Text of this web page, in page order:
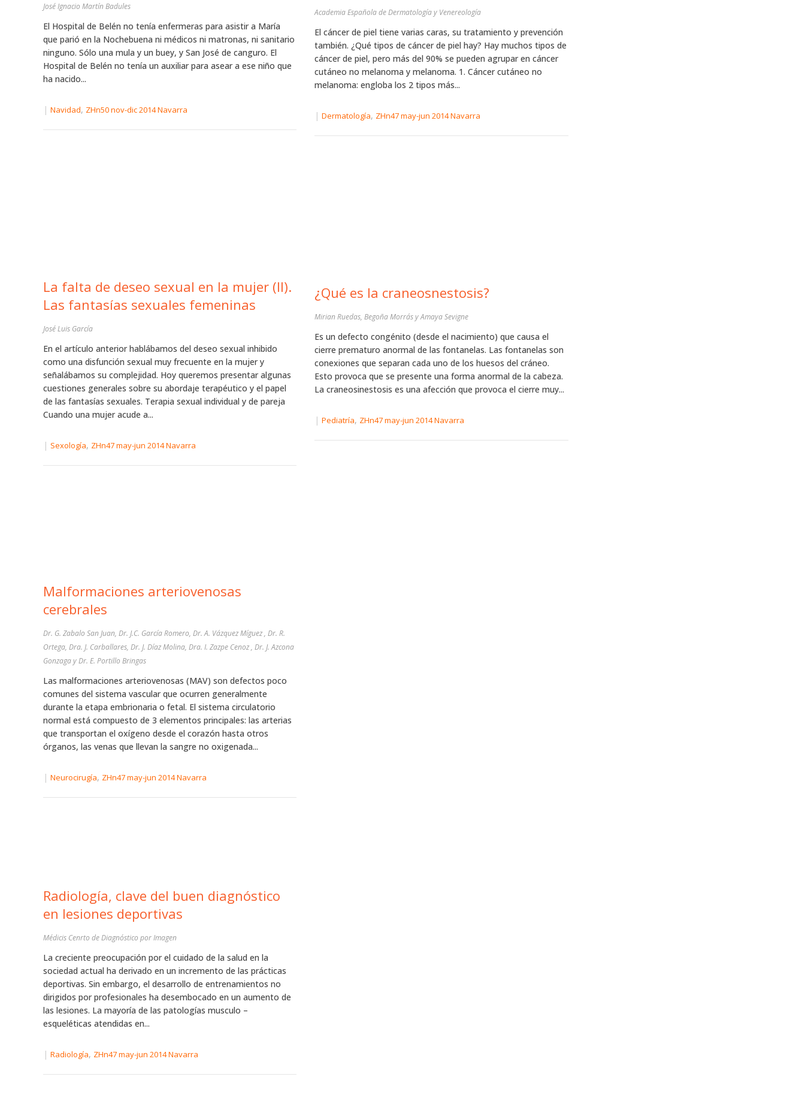
José Ignacio Martín Badules
El Hospital de Belén no tenía enfermeras para asistir a María
que parió en la Nochebuena ni médicos ni matronas, ni sanitario
ninguno. Sólo una mula y un buey, y San José de canguro. El
Hospital de Belén no tenía un auxiliar para asear a ese niño que
ha nacido...
| Navidad, ZHn50 nov-dic 2014 Navarra
La falta de deseo sexual en la mujer (II).
Las fantasías sexuales femeninas
José Luis García
En el artículo anterior hablábamos del deseo sexual inhibido
como una disfunción sexual muy frecuente en la mujer y
señalábamos su complejidad. Hoy queremos presentar algunas
cuestiones generales sobre su abordaje terapéutico y el papel
de las fantasías sexuales. Terapia sexual individual y de pareja
Cuando una mujer acude a...
| Sexología, ZHn47 may-jun 2014 Navarra
Malformaciones arteriovenosas
cerebrales
Dr. G. Zabalo San Juan, Dr. J.C. García Romero, Dr. A. Vázquez Míguez , Dr. R.
Ortega, Dra. J. Carballares, Dr. J. Díaz Molina, Dra. I. Zazpe Cenoz , Dr. J. Azcona
Gonzaga y Dr. E. Portillo Bringas
Las malformaciones arteriovenosas (MAV) son defectos poco
comunes del sistema vascular que ocurren generalmente
durante la etapa embrionaria o fetal. El sistema circulatorio
normal está compuesto de 3 elementos principales: las arterias
que transportan el oxígeno desde el corazón hasta otros
órganos, las venas que llevan la sangre no oxigenada...
| Neurocirugía, ZHn47 may-jun 2014 Navarra
Radiología, clave del buen diagnóstico
en lesiones deportivas
Médicis Cenrto de Diagnóstico por Imagen
La creciente preocupación por el cuidado de la salud en la
sociedad actual ha derivado en un incremento de las prácticas
deportivas. Sin embargo, el desarrollo de entrenamientos no
dirigidos por profesionales ha desembocado en un aumento de
las lesiones. La mayoría de las patologías musculo –
esqueléticas atendidas en...
| Radiología, ZHn47 may-jun 2014 Navarra
Academia Española de Dermatología y Venereología
El cáncer de piel tiene varias caras, su tratamiento y prevención
también. ¿Qué tipos de cáncer de piel hay? Hay muchos tipos de
cáncer de piel, pero más del 90% se pueden agrupar en cáncer
cutáneo no melanoma y melanoma. 1. Cáncer cutáneo no
melanoma: engloba los 2 tipos más...
|Dermatología, ZHn47 may-jun 2014 Navarra
¿Qué es la craneosnestosis?
Mirian Ruedas, Begoña Morrás y Amaya Sevigne
Es un defecto congénito (desde el nacimiento) que causa el
cierre prematuro anormal de las fontanelas. Las fontanelas son
conexiones que separan cada uno de los huesos del cráneo.
Esto provoca que se presente una forma anormal de la cabeza.
La craneosinestosis es una afección que provoca el cierre muy...
|Pediatría, ZHn47 may-jun 2014 Navarra